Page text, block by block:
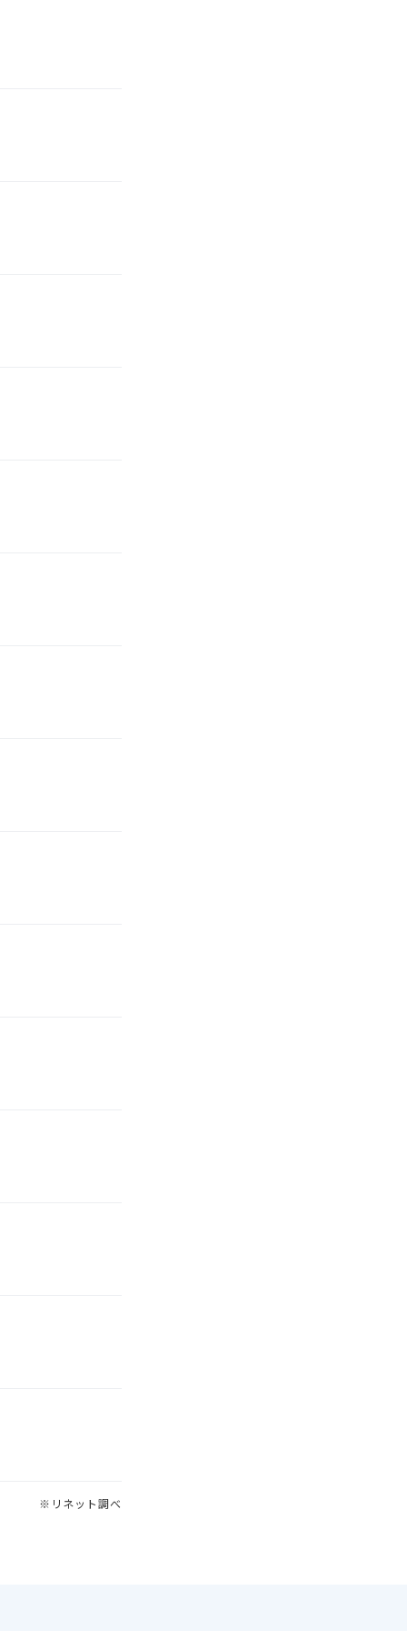
※リネット調べ